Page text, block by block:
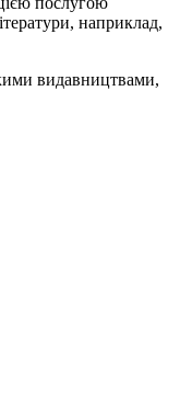
наприклад,
видавництвами,